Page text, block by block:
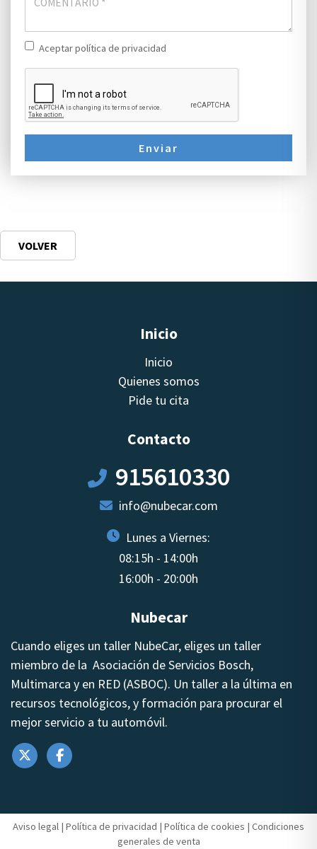
Aceptar política de privacidad
Enviar
VOLVER
Inicio
Inicio
Quienes somos
Pide tu cita
Contacto
915610330
info@nubecar.com
Lunes a Viernes:
08:15h - 14:00h
16:00h - 20:00h
Nubecar
Cuando eliges un taller NubeCar, eliges un taller
miembro de la Asociación de Servicios Bosch,
Multimarca y en RED (ASBOC). Un taller a la última en
recursos tecnológicos, y formación para procurar el
mejor servicio a tu automóvil.
Aviso legal | Política de privacidad | Política de cookies | Condiciones
generales de venta